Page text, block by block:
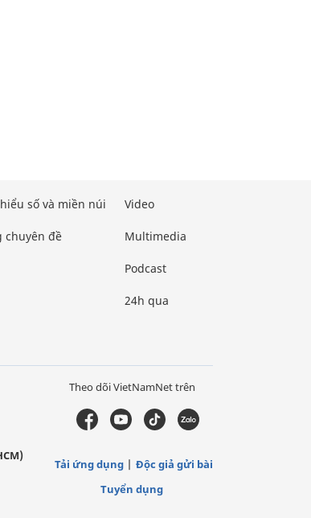
số và miền núi
chuyên đề
Video
Multimedia
Podcast
24h qua
Theo dõi VietNamNet trên
Tải ứng dụng
Độc giả gửi bài
Tuyển dụng